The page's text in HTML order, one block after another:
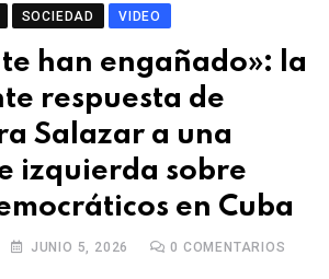
SOCIEDAD VIDEO
te han engañado»: la
respuesta de
Salazar a una
izquierda sobre
en Cuba
JUNIO 5, 2026 0 COMENTARIOS